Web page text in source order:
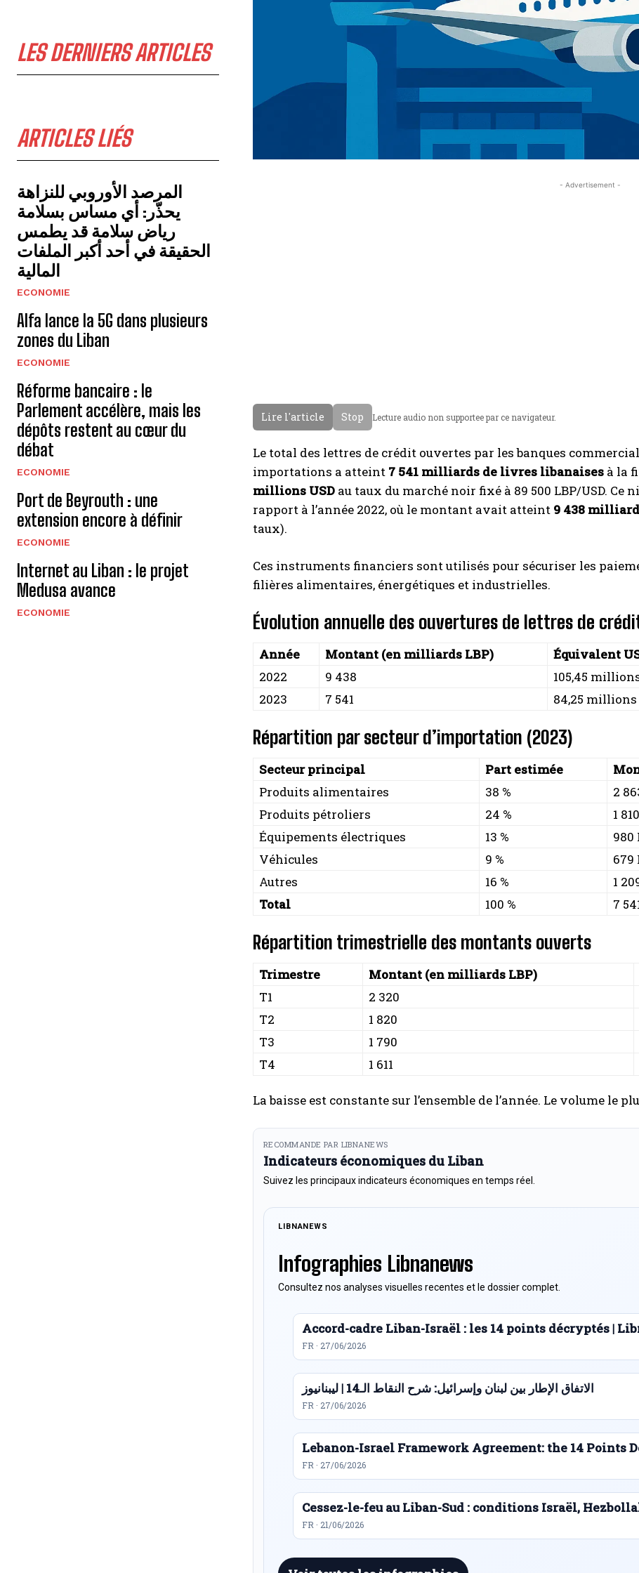
LES DERNIERS ARTICLES
ARTICLES LIÉS
المرصد الأوروبي للنزاهة
يحذّر: أي مساس بسلامة
رياض سلامة قد يطمس
الحقيقة في أحد أكبر الملفات
المالية
ECONOMIE
Alfa lance la 5G dans plusieurs
zones du Liban
ECONOMIE
Réforme bancaire : le
Parlement accélère, mais les
dépôts restent au cœur du
débat
ECONOMIE
Port de Beyrouth : une
extension encore à définir
ECONOMIE
Internet au Liban : le projet
Medusa avance
ECONOMIE
- Advertisement -
Lire l'article Stop Lecture audio non supportee par ce navigateur.
Le total des lettres de crédit ouvertes par les banques
importations a atteint 7 541 milliards de livres libanaises à la
millions USD au taux du marché noir fixé à 89 500 LBP/USD. Ce
rapport à l’année 2022, où le montant avait atteint 9 438
taux).
Ces instruments financiers sont utilisés pour sécuriser les
filières alimentaires, énergétiques et industrielles.
Évolution annuelle des ouvertures de lettres de
Année Montant (en milliards LBP) Équivalent
2022
9 438 105,45
2023
7 541 84,25 millions
Répartition par secteur d’importation (2023)
Secteur principal Part estimée
Produits alimentaires
38 % 2
Produits pétroliers
24 % 1
Équipements électriques
13 % 980
Véhicules
9 % 679
Autres
16 % 1
Total
100 % 7
Répartition trimestrielle des montants ouverts
Trimestre Montant (en milliards LBP)
T1
2 320
T2
1 820
T3
1 790
T4
1 611
La baisse est constante sur l’ensemble de l’année. Le volume le
RECOMMANDE PAR LIBNANEWS
Indicateurs économiques du Liban
Suivez les principaux indicateurs économiques en temps réel.
LIBNANEWS
Infographies Libnanews
Consultez nos analyses visuelles recentes et le dossier complet.
Accord-cadre Liban-Israël : les 14 points décryptés |
FR · 27/06/2026
الاتفاق الإطار بين لبنان وإسرائيل: شرح النقاط الـ14 | ليبنانيوز
FR · 27/06/2026
Lebanon-Israel Framework Agreement: the 14 Points
FR · 27/06/2026
Cessez-le-feu au Liban-Sud : conditions Israël,
FR · 21/06/2026